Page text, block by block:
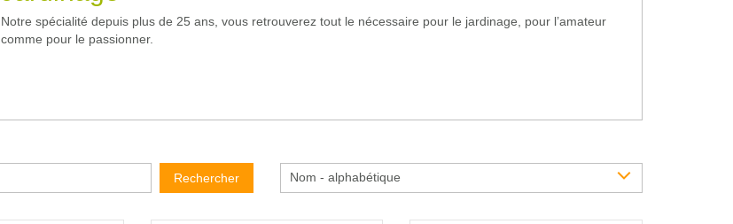
Notre spécialité depuis plus de 25 ans, vous retrouverez tout le nécessaire pour le jardinage, pour l’amateur
comme pour le passionner.
Rechercher Nom - alphabétique